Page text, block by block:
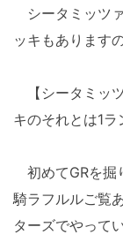
シータミッツ
ッキもあります
【シータミッ
キのそれとは1ラ
初めてGRを掘
騎ラフルルご覧
ターズでやって